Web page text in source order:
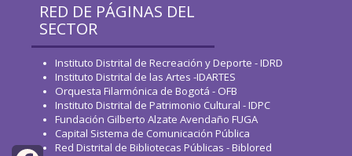
RED DE PÁGINAS DEL
SECTOR
Instituto Distrital de Recreación y Deporte - IDRD
Instituto Distrital de las Artes -IDARTES
Orquesta Filarmónica de Bogotá - OFB
Instituto Distrital de Patrimonio Cultural - IDPC
Fundación Gilberto Alzate Avendaño FUGA
Capital Sistema de Comunicación Pública
Red Distrital de Bibliotecas Públicas - Biblored